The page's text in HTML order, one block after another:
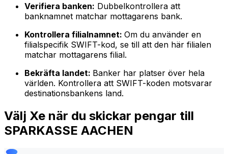
Verifiera banken: Dubbelkontrollera att
banknamnet matchar mottagarens bank.
Kontrollera filialnamnet: Om du använder en
filialspecifik SWIFT-kod, se till att den här filialen
matchar mottagarens filial.
Bekräfta landet: Banker har platser över hela
världen. Kontrollera att SWIFT-koden motsvarar
destinationsbankens land.
Välj Xe när du skickar pengar till
SPARKASSE AACHEN